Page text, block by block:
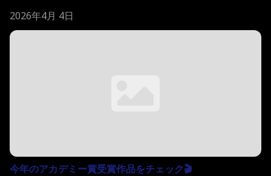
2026年4月 4日
今年のアカデミー賞受賞作品をチェック🎬